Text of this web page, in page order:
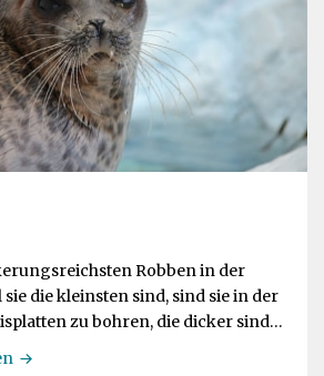
Robben in der
die kleinsten sind, sind sie in der
zu bohren, die dicker sind
sind